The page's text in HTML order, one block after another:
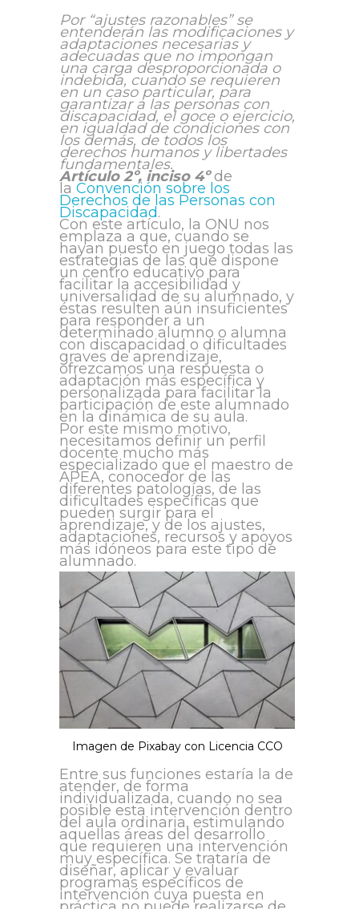
Por “ajustes razonables” se
entenderán las modificaciones y
adaptaciones necesarias y
adecuadas que no impongan
una carga desproporcionada o
indebida, cuando se requieren
en un caso particular, para
garantizar a las personas con
discapacidad, el goce o ejercicio,
en igualdad de condiciones con
los demás, de todos los
derechos humanos y libertades
fundamentales.
Artículo 2º, inciso 4ºde
la Convención sobre los
Derechos de las Personas con
Discapacidad.
Con este artículo, la ONU nos
emplaza a que, cuando se
hayan puesto en juego todas las
estrategias de las que dispone
un centro educativo para
facilitar la accesibilidad y
universalidad de su alumnado, y
éstas resulten aún insuficientes
para responder a un
determinado alumno o alumna
con discapacidad o dificultades
graves de aprendizaje,
ofrezcamos una respuesta o
adaptación más específica y
personalizada para facilitar la
participación de este alumnado
en la dinámica de su aula.
Por este mismo motivo,
necesitamos definir un perfil
docente mucho más
especializado que el maestro de
APEA, conocedor de las
diferentes patologías, de las
dificultades específicas que
pueden surgir para el
aprendizaje, y de los ajustes,
adaptaciones, recursos y apoyos
más idóneos para este tipo de
alumnado.
Imagen de Pixabay con Licencia CCO
Entre sus funciones estaría la de
atender, de forma
individualizada, cuando no sea
posible esta intervención dentro
del aula ordinaria, estimulando
aquellas áreas del desarrollo
que requieren una intervención
muy específica. Se trataría de
diseñar, aplicar y evaluar
programas específicos de
intervención cuya puesta en